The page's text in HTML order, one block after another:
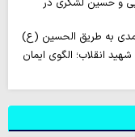
انقلاب؛ الگوی ایمان